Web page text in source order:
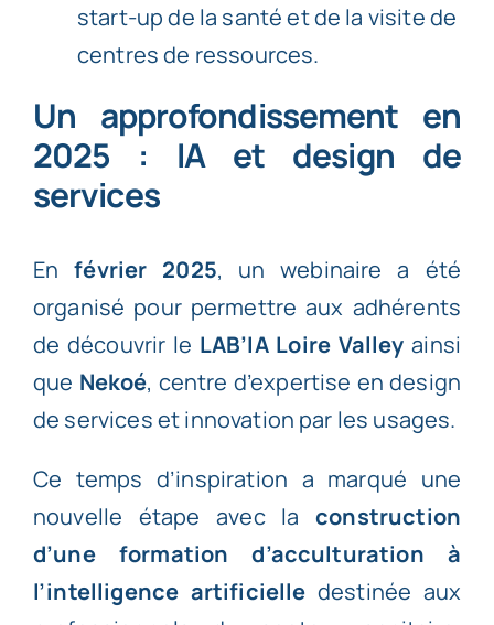
start-up de la santé et de la visite de
centres de ressources.
Un approfondissement en
2025 : IA et design de
services
Enfévrier 2025, un webinaire a été
organisé pour permettre aux adhérents
de découvrir le LAB’IA Loire Valley ainsi
que Nekoé, centre d’expertise en design
de services et innovation par les usages.
Ce temps d’inspiration a marqué une
nouvelle étape avec laconstruction
d’une formation d’acculturation à
l’intelligence artificielle destinée aux